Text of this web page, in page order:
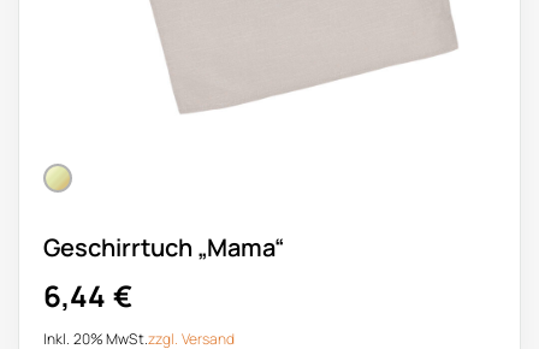
Geschirrtuch „Mama“
6,44 €
Inkl. 20% MwSt.zzgl. Versand